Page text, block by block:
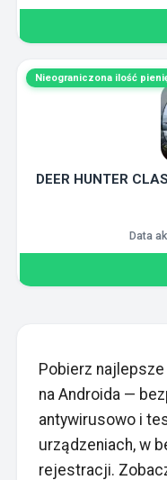
Nieograniczona ilość
DEER HUNTER
Data
Pobierz najlepsze
na Androida —
antywirusowo i
urządzeniach, w
rejestracji.